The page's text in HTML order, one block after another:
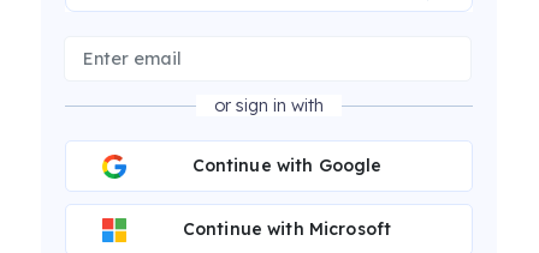
or sign in with
Continue with Google
Continue with Microsoft